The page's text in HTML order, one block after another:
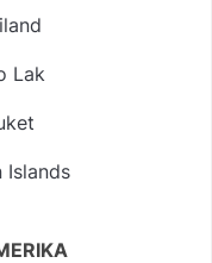
Lak
Islands